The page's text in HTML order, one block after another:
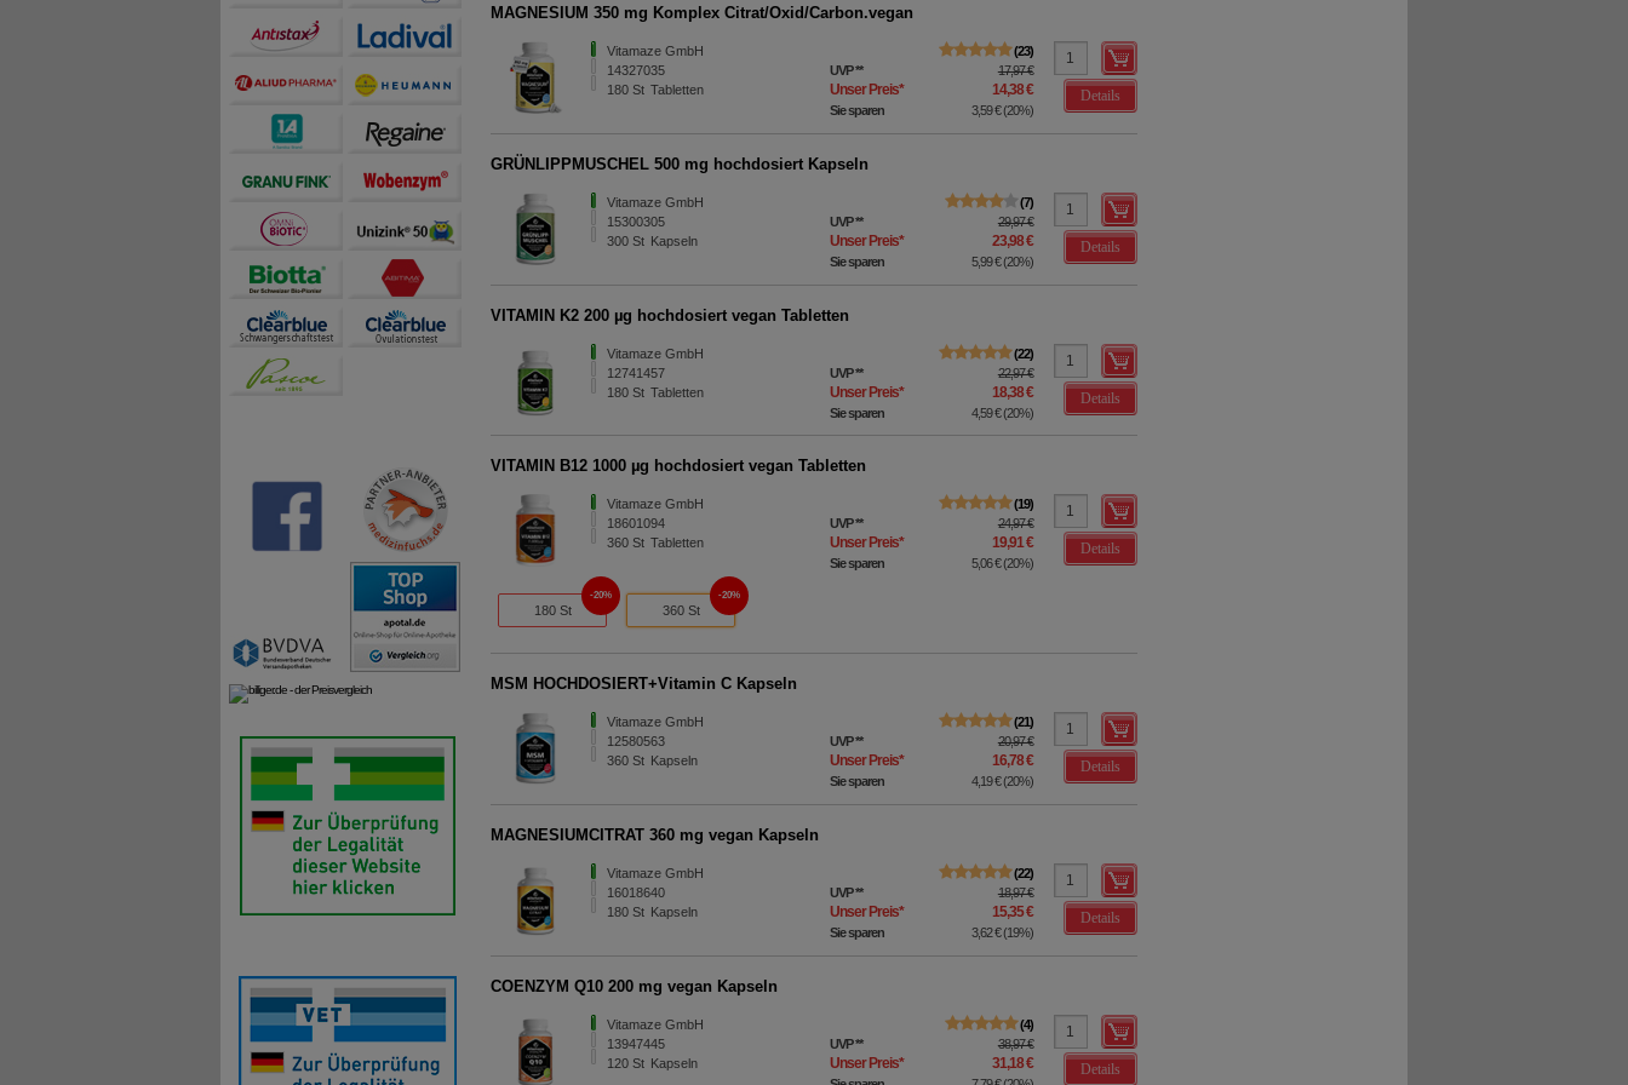
MAGNESIUM 350 mg Komplex Citrat/Oxid/Carbon.vegan
Vitamaze GmbH
14327035
180St Tabletten
23
UVP** 17,97 €
Unser Preis* 14,38 €
Sie sparen 3,59 €(20%)
Details
GRÜNLIPPMUSCHEL 500 mg hochdosiert Kapseln
Vitamaze GmbH
15300305
300St Kapseln
7
UVP** 29,97 €
Unser Preis* 23,98 €
Sie sparen 5,99 €(20%)
Details
VITAMIN K2 200 µg hochdosiert vegan Tabletten
Vitamaze GmbH
12741457
180St Tabletten
22
UVP** 22,97 €
Unser Preis* 18,38 €
Sie sparen 4,59 €(20%)
Details
VITAMIN B12 1000 µg hochdosiert vegan Tabletten
Vitamaze GmbH
18601094
360St Tabletten
19
UVP** 24,97 €
Unser Preis* 19,91 €
Sie sparen 5,06 €(20%)
Details
180 St
20%
360 St
20%
MSM HOCHDOSIERT+Vitamin C Kapseln
Vitamaze GmbH
12580563
360St Kapseln
21
UVP** 20,97 €
Unser Preis* 16,78 €
Sie sparen 4,19 €(20%)
Details
MAGNESIUMCITRAT 360 mg vegan Kapseln
Vitamaze GmbH
16018640
180St Kapseln
22
UVP** 18,97 €
Unser Preis* 15,35 €
Sie sparen 3,62 €(19%)
Details
COENZYM Q10 200 mg vegan Kapseln
Vitamaze GmbH
13947445
120St Kapseln
4
UVP** 38,97 €
Unser Preis* 31,18 € Details